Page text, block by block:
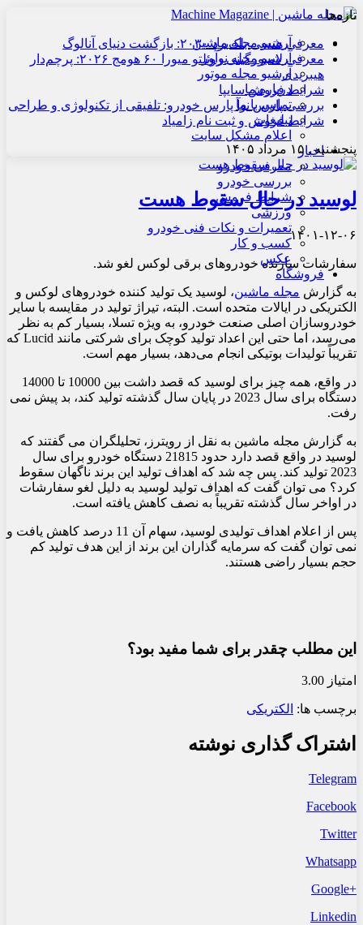
آرشیو مجله ماشین
آرشیو مجله نوآور
آرشیو مجله موتور
درباره ما
تماس با ما
تبلیغات
اعلام مشکل سایت
اخبار
معرفی خودرو
بررسی خودرو
شرایط فروش
ورزشی
تعمیرات و نکات فنی خودرو
کسب و کار
عکس
فروشگاه
تازه‌ها
معرفی هنسی بلک‌برد ۲۰۳۰: بازگشت دنیای آنالوگ
معرفی لامبورگینی روئلتو میورا ۶۰ هومج ۲۰۲۶: پرچم‌دار
هیبریدی
شرایط فروش سایپا
بررسی پارس نوآ پارس خودرو: تلفیقی از تکنولوژی و طراحی
شرایط فروش و ثبت نام زامیاد
پنجشنبه , ۱۵ مرداد ۱۴۰۵
لوسید در حال سقوط هست
۱۴۰۱-۱۲-۰۶
سفارشات سازنده خودروهای برقی لوکس لغو شد.
به گزارش مجله ماشین، لوسید یک تولید کننده خودروهای لوکس و
الکتریکی در ایالات متحده است. البته، تیراژ تولید در مقایسه با سایر
خودروسازان اصلی صنعت خودرو، به ویژه تسلا، بسیار کم به نظر
می‌رسد، اما حتی این اعداد تولید کوچک برای شرکتی مانند Lucid که
تقریباً تولیدات بوتیکی انجام می‌دهد، بسیار مهم است.
در واقع، همه چیز برای لوسید که قصد داشت بین 10000 تا 14000
دستگاه برای سال 2023 در پایان سال گذشته تولید کند، بد پیش نمی
رفت.
به گزارش مجله ماشین به نقل از رویترز، تحلیلگران می گفتند که
لوسید در واقع قصد دارد حدود 21815 دستگاه خودرو برای سال
2023 تولید کند. پس چه شد که اهداف تولید این برند ناگهان سقوط
کرد؟ می توان گفت که اهداف تولید لوسید به دلیل لغو سفارشات
در اواخر سال گذشته تقریباً به نصف کاهش یافته است.
پس از اعلام اهداف تولیدی لوسید، سهام آن 11 درصد کاهش یافت و
نمی توان گفت که سرمایه گذاران این برند از این هدف تولید کم
حجم بسیار راضی هستند.
این مطلب چقدر برای شما مفید بود؟
امتیاز 3.00
برچسب ها: الکتریکی
اشتراک گذاری نوشته
Telegram
Facebook
Twitter
Whatsapp
+Google
Linkedin